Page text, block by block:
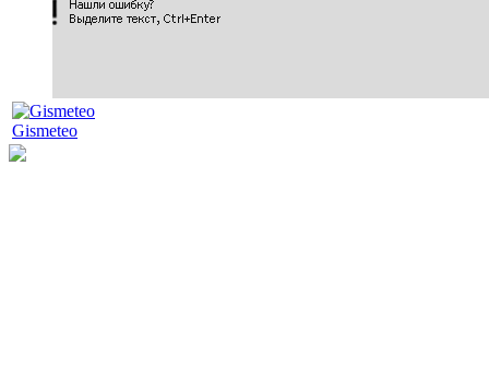
Gismeteo